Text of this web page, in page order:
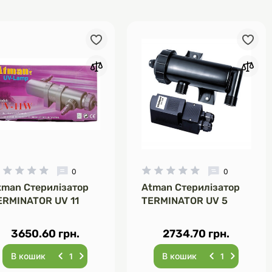
Інструменти для
догляду
Автоаксесуари
Домашній затишок
Освітлення
Декорації
0
Стерилізатор
UV 11
3650.60 грн.
В кошик
0
Atman Стерилізатор
TERMINATOR UV 5
2734.70 грн.
В кошик